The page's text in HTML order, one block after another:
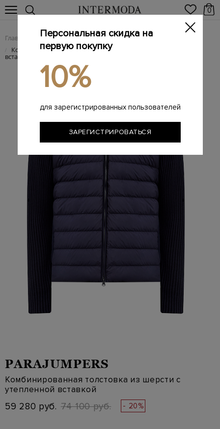
0
Главная Мужчинам / Одежда / Трикотаж
/ Комбинированная толстовка из шерсти с утепленной
вставкой
PARAJUMPERS
Комбинированная толстовка из шерсти с
утепленной вставкой
59 280 руб. 74 100 руб. - 20%
Персональная скидка на
первую покупку
10%
для зарегистрированных пользователей
ЗАРЕГИСТРИРОВАТЬСЯ